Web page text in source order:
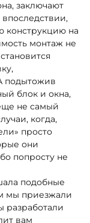
заключают
конструкцию на
монтаж не
подытожив
блок и окна,
не самый
когда,
просто
они
попросту не
подобные
мы приезжали
разработали
вам